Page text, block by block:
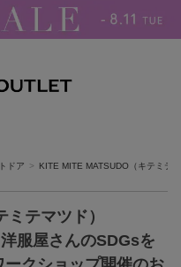
ドア KITE MITE MATSUDO（キテミテ
テマツド）
服屋さんのSDGsを